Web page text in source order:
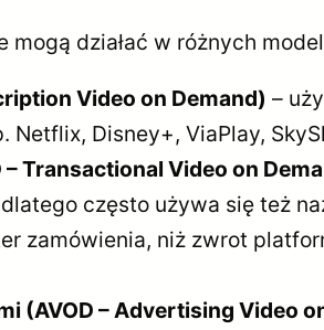
działać w różnych
Video on Demand) –
Disney+, ViaPlay,
Transactional Video on
często używa się też
zamówienia, niż zwrot
(AVOD – Advertising Video